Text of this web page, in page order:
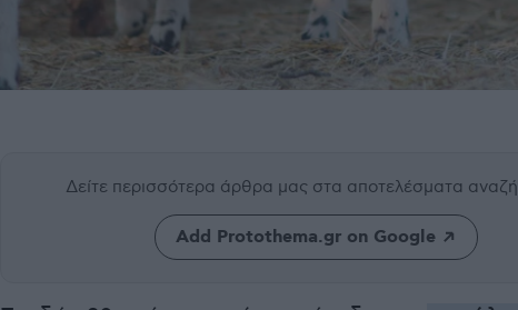
Δείτε περισσότερα άρθρα μας στα αποτελέσματα
Add Protothema.gr on Google